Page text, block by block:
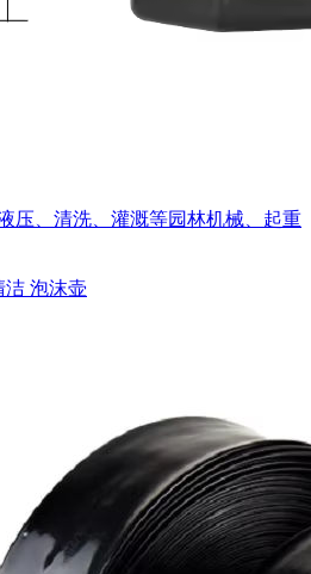
压、清洗、灌溉等园林机械、起重
洁 泡沫壶